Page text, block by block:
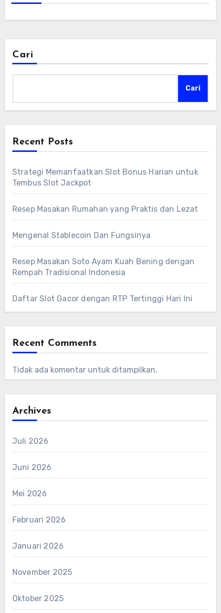
Cari
Cari
Recent Posts
Strategi Memanfaatkan Slot Bonus Harian untuk
Tembus Slot Jackpot
Resep Masakan Rumahan yang Praktis dan Lezat
Mengenal Stablecoin Dan Fungsinya
Resep Masakan Soto Ayam Kuah Bening dengan
Rempah Tradisional Indonesia
Daftar Slot Gacor dengan RTP Tertinggi Hari Ini
Recent Comments
Tidak ada komentar untuk ditampilkan.
Archives
Juli 2026
Juni 2026
Mei 2026
Februari 2026
Januari 2026
November 2025
Oktober 2025